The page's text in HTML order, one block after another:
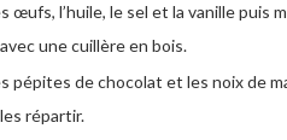
œufs, l’huile, le sel et la vanille puis
une cuillère en bois.
pépites de chocolat et les noix de
répartir.